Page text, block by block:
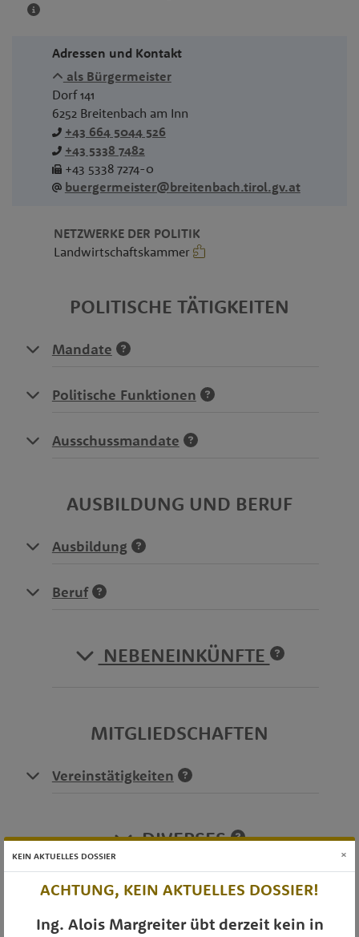
Adressen und Kontakt
als Bürgermeister
Dorf 141
6252 Breitenbach am Inn
+43 664 5044 526
+43 5338 7482
+43 5338 7274-0
buergermeister@breitenbach.tirol.gv.at
NETZWERKE DER POLITIK
Landwirtschaftskammer
POLITISCHE TÄTIGKEITEN
Mandate
Politische Funktionen
Ausschussmandate
AUSBILDUNG UND BERUF
Ausbildung
Beruf
NEBENEINKÜNFTE
MITGLIEDSCHAFTEN
Vereinstätigkeiten
DIVERSES
OTS-AUSSENDUNGEN
KEIN AKTUELLES DOSSIER ×
ACHTUNG, KEIN AKTUELLES DOSSIER!
Ing. Alois Margreiter übt derzeit kein in